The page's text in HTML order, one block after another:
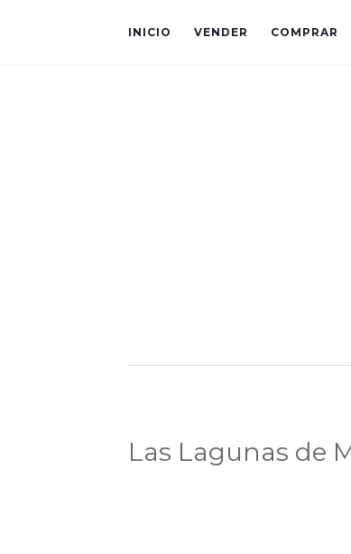
INICIO VENDER COMPRAR
Las Lagunas de